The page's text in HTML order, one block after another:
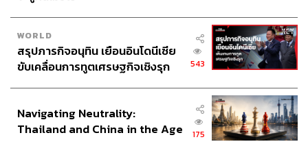
WORLD
สรุปภารกิจอนุทิน เยือนอินโดนีเซีย
ขับเคลื่อนการทูตเศรษฐกิจเชิงรุก
543
Navigating Neutrality:
Thailand and China in the Age
175